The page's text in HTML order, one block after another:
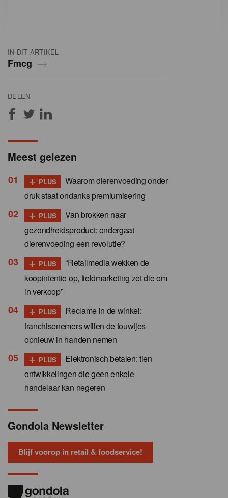
IN DIT ARTIKEL
Fmcg
DELEN
Meest gelezen
+ PLUS
Waarom dierenvoeding onder
druk staat ondanks premiumisering
+ PLUS
Van brokken naar
gezondheidsproduct: ondergaat
dierenvoeding een revolutie?
+ PLUS
“Retailmedia wekken de
koopintentie op, fieldmarketing zet die om
in verkoop”
+ PLUS
Reclame in de winkel:
franchisenemers willen de touwtjes
opnieuw in handen nemen
+ PLUS
Elektronisch betalen: tien
ontwikkelingen die geen enkele
handelaar kan negeren
Gondola Newsletter
Blijf voorop in retail & foodservice!